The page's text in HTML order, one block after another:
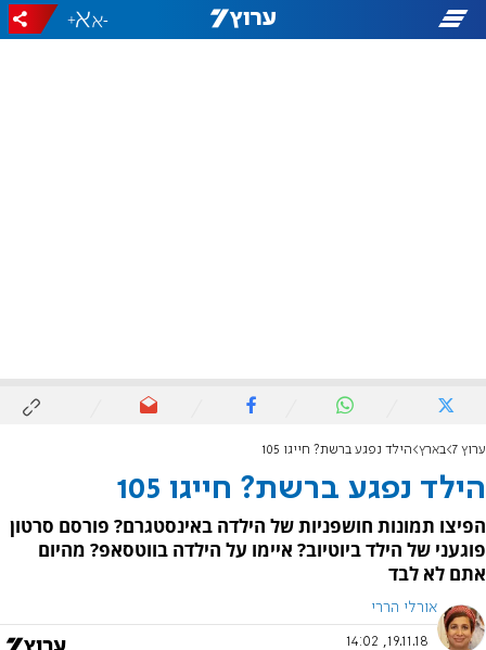
-
+
ערוץ 7 בארץ הילד נפגע ברשת? חייגו 105
הילד נפגע ברשת? חייגו 105
הפיצו תמונות חושפניות של הילדה באינסטגרם? פורסם סרטון
פוגעני של הילד ביוטיוב? איימו על הילדה בווטסאפ? מהיום
אתם לא לבד
אורלי הררי
19.11.18, 14:02